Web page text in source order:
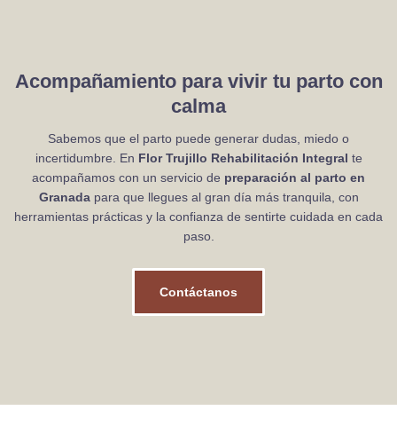
Acompañamiento para vivir tu parto con
calma
Sabemos que el parto puede generar dudas, miedo o
incertidumbre. En Flor Trujillo Rehabilitación Integral te
acompañamos con un servicio de preparación al parto en
Granadapara que llegues al gran día más tranquila, con
herramientas prácticas y la confianza de sentirte cuidada en cada
paso.
Contáctanos